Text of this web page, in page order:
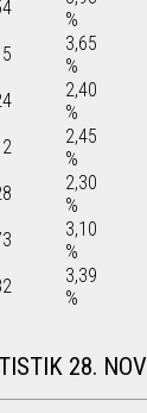
%
3,65
%
2,40
%
2,45
%
2,30
%
3,10
%
3,39
%
28.